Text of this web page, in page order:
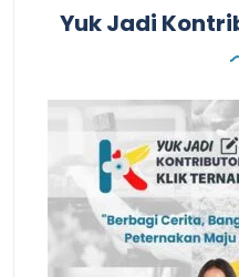
Yuk Jadi